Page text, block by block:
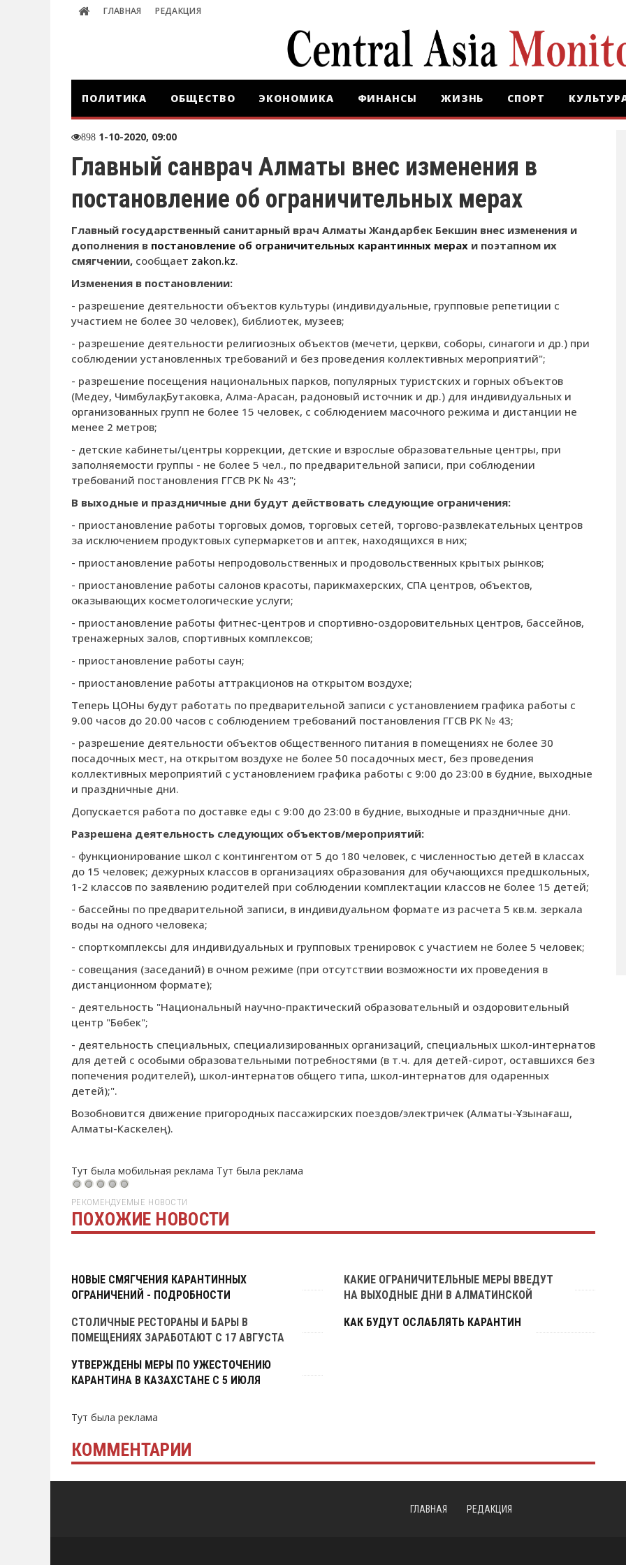
ГЛАВНАЯ РЕДАКЦИЯ
ПОЛИТИКА ОБЩЕСТВО ЭКОНОМИКА ФИНАНСЫ ЖИЗНЬ СПОРТ
898 1-10-2020, 09:00
Главный санврач Алматы внес изменения в
постановление об ограничительных мерах
Главный государственный санитарный врач Алматы Жандарбек Бекшин внес изменения и
дополнения в постановление об ограничительных карантинных мерах и поэтапном их
смягчении, сообщает zakon.kz.
Изменения в постановлении:
- разрешение деятельности объектов культуры (индивидуальные, групповые репетиции с
участием не более 30 человек), библиотек, музеев;
- разрешение деятельности религиозных объектов (мечети, церкви, соборы, синагоги и др.) при
соблюдении установленных требований и без проведения коллективных мероприятий";
- разрешение посещения национальных парков, популярных туристских и горных объектов
(Медеу, Чимбулақ, Бутаковка, Алма-Арасан, радоновый источник и др.) для индивидуальных и
организованных групп не более 15 человек, с соблюдением масочного режима и дистанции не
менее 2 метров;
- детские кабинеты/центры коррекции, детские и взрослые образовательные центры, при
заполняемости группы - не более 5 чел., по предварительной записи, при соблюдении
требований постановления ГГСВ РК № 43";
В выходные и праздничные дни будут действовать следующие ограничения:
- приостановление работы торговых домов, торговых сетей, торгово-развлекательных центров
за исключением продуктовых супермаркетов и аптек, находящихся в них;
- приостановление работы непродовольственных и продовольственных крытых рынков;
- приостановление работы салонов красоты, парикмахерских, СПА центров, объектов,
оказывающих косметологические услуги;
- приостановление работы фитнес-центров и спортивно-оздоровительных центров, бассейнов,
тренажерных залов, спортивных комплексов;
- приостановление работы саун;
- приостановление работы аттракционов на открытом воздухе;
Теперь ЦОНы будут работать по предварительной записи с установлением графика работы с
9.00 часов до 20.00 часов с соблюдением требований постановления ГГСВ РК № 43;
- разрешение деятельности объектов общественного питания в помещениях не более 30
посадочных мест, на открытом воздухе не более 50 посадочных мест, без проведения
коллективных мероприятий с установлением графика работы с 9:00 до 23:00 в будние, выходные
и праздничные дни.
Допускается работа по доставке еды с 9:00 до 23:00 в будние, выходные и праздничные дни.
Разрешена деятельность следующих объектов/мероприятий:
- функционирование школ с контингентом от 5 до 180 человек, с численностью детей в классах
до 15 человек; дежурных классов в организациях образования для обучающихся предшкольных,
1-2 классов по заявлению родителей при соблюдении комплектации классов не более 15 детей;
- бассейны по предварительной записи, в индивидуальном формате из расчета 5 кв.м. зеркала
воды на одного человека;
- спорткомплексы для индивидуальных и групповых тренировок с участием не более 5 человек;
- совещания (заседаний) в очном режиме (при отсутствии возможности их проведения в
дистанционном формате);
- деятельность "Национальный научно-практический образовательный и оздоровительный
центр "Бөбек";
- деятельность специальных, специализированных организаций, специальных школ-интернатов
для детей с особыми образовательными потребностями (в т.ч. для детей-сирот, оставшихся без
попечения родителей), школ-интернатов общего типа, школ-интернатов для одаренных
детей);".
Возобновится движение пригородных пассажирских поездов/электричек (Алматы-Ұзынағаш,
Алматы-Каскелең).
Тут была мобильная реклама Тут была реклама
РЕКОМЕНДУЕМЫЕ НОВОСТИ
ПОХОЖИЕ НОВОСТИ
Тут была реклама
НОВЫЕ СМЯГЧЕНИЯ КАРАНТИННЫХ
ОГРАНИЧЕНИЙ - ПОДРОБНОСТИ
КАКИЕ ОГРАНИЧИТЕЛЬНЫЕ МЕРЫ ВВЕДУТ
НА ВЫХОДНЫЕ ДНИ В АЛМАТИНСКОЙ
СТОЛИЧНЫЕ РЕСТОРАНЫ И БАРЫ В
ПОМЕЩЕНИЯХ ЗАРАБОТАЮТ С 17 АВГУСТА
КАК БУДУТ ОСЛАБЛЯТЬ КАРАНТИН
УТВЕРЖДЕНЫ МЕРЫ ПО УЖЕСТОЧЕНИЮ
КАРАНТИНА В КАЗАХСТАНЕ С 5 ИЮЛЯ
Тут была реклама
КОММЕНТАРИИ
ГЛАВНАЯ РЕДАКЦИЯ